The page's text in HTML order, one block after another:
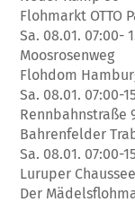
Flohmarkt OTTO
Sa. 08.01. 07:00-
Moosrosenweg
Flohdom
Sa. 08.01. 07:00-
Rennbahnstraße
Bahrenfelder
Sa. 08.01. 07:00-
Luruper
Der